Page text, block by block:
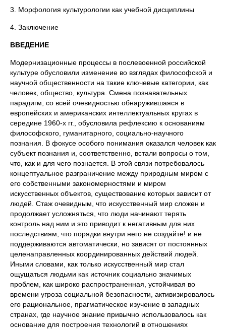
3. Морфология культурологии как учебной дисциплины
4. Заключение
ВВЕДЕНИЕ
Модернизационные процессы в послевоенной российской
культуре обусловили изменение во взглядах философской и
научной общественности на такие ключевые категории, как
человек, общество, культура. Смена познавательных
парадигм, со всей очевидностью обнаружившаяся в
европейских и американских интеллектуальных кругах в
середине 1960-х гг., обусловила рефлексию к основаниям
философского, гуманитарного, социально-научного
познания. В фокусе особого понимания оказался человек как
субъект познания и, соответственно, встали вопросы о том,
что, как и для чего познается. В этой связи потребовалось
концептуальное разграничение между природным миром с
его собственными закономерностями и миром
искусственных объектов, существование которых зависит от
людей. Стаж очевидным, что искусственный мир сложен и
продолжает усложняться, что люди начинают терять
контроль над ним и это приводит к негативным для них
последствиям, что порядки внутри него не создайте! и не
поддерживаются автоматически, но зависят от постоянных
целенаправленных координированных действий людей.
Иными словами, как только искусственный мир стал
ощущаться людьми как источник социально значимых
проблем, как широко распространенная, устойчивая во
времени угроза социальной безопасности, активизировалось
его рациональное, прагматическое изучение в западных
странах, где научное знание привычно использовалось как
основание для построения технологий в отношениях